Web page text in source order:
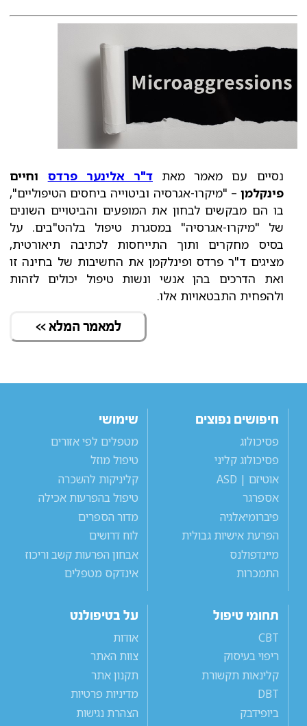
נסיים עם מאמר מאתד"ר אלינער פרדס וחיים
פינקלמן – "מיקרו-אגרסיה וביטוייה ביחסים הטיפוליים",
בו הם מבקשים לבחון את המופעים והביטויים השונים
של "מיקרו-אגרסיה" במסגרת טיפול בלהט"בים. על
בסיס מחקרים ותוך התייחסות לכתיבה תיאורטית,
מציגים ד"ר פרדס ופינלקמן את החשיבות של בחינה זו
ואת הדרכים בהן אנשי ונשות טיפול יכולים לזהות
ולהפחית התבטאויות אלו.
למאמר המלא >>
חיפושים נפוצים
פסיכולוג
פסיכולוג קליני
אוטיזם | ASD
אספרגר
פיברומיאלגיה
הפרעת אישיות גבולית
מיינדפולנס
התמכרות
שימושי
מטפלים לפי אזורים
טיפול מוזל
קליניקות להשכרה
טיפול בהפרעות אכילה
מדור הספרים
לוח דרושים
אבחון הפרעות קשב וריכוז
אינדקס מטפלים
תחומי טיפול
CBT
ריפוי בעיסוק
קלינאות תקשורת
DBT
ביופידבק
על בטיפולנט
אודות
צוות האתר
תקנון אתר
מדיניות פרטיות
הצהרת נגישות